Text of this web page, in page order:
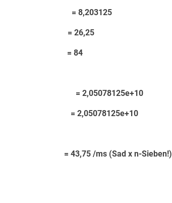
/ms = 8,203125
/ms = 26,25
/ms = 84
7 /ms = 2,05078125e+10
/ms (Sad x n-Sieben!)